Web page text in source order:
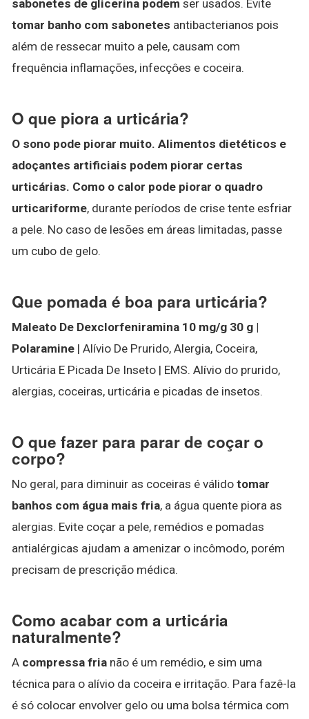
sabonetes de glicerina podem ser usados. Evite
tomar banho com sabonetes antibacterianos pois
além de ressecar muito a pele, causam com
frequência inflamações, infecçôes e coceira.
O que piora a urticária?
O sono pode piorar muito. Alimentos dietéticos e
adoçantes artificiais podem piorar certas
urticárias. Como o calor pode piorar o quadro
urticariforme, durante períodos de crise tente esfriar
a pele. No caso de lesões em áreas limitadas, passe
um cubo de gelo.
Que pomada é boa para urticária?
Maleato De Dexclorfeniramina 10 mg/g 30 g |
Polaramine | Alívio De Prurido, Alergia, Coceira,
Urticária E Picada De Inseto | EMS. Alívio do prurido,
alergias, coceiras, urticária e picadas de insetos.
O que fazer para parar de coçar o
corpo?
No geral, para diminuir as coceiras é válido tomar
banhos com água mais fria, a água quente piora as
alergias. Evite coçar a pele, remédios e pomadas
antialérgicas ajudam a amenizar o incômodo, porém
precisam de prescrição médica.
Como acabar com a urticária
naturalmente?
A compressa fria não é um remédio, e sim uma
técnica para o alívio da coceira e irritação. Para fazê-la
é só colocar envolver gelo ou uma bolsa térmica com